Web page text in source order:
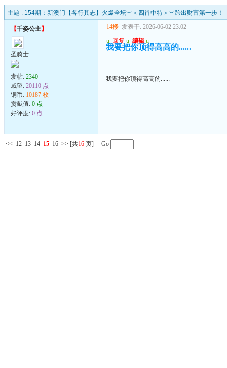
主题 : 154期：新澳门【各行其志】火爆全坛︶＜四肖中特＞︶跨出财富第一步！
【千姿公主】
圣骑士
发帖: 2340
威望: 20110 点
铜币: 10187 枚
贡献值: 0 点
好评度: 0 点
14楼 发表于: 2026-06-02 23:02
u 回复 u 编辑 u
我要把你顶得高高的......
我要把你顶得高高的......
<< 12 13 14 15 16 >> [共16 页] Go